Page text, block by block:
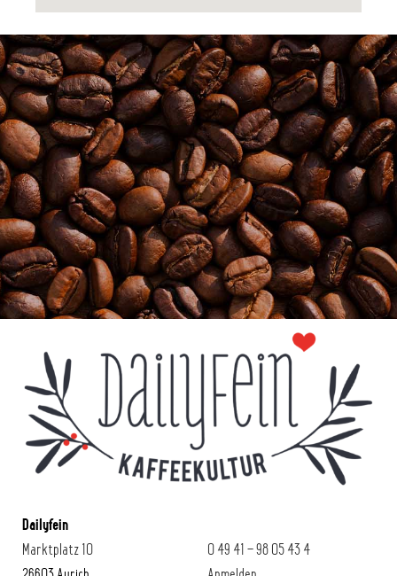
Dailyfein
Marktplatz 10
0 49 41 – 98 05 43 4